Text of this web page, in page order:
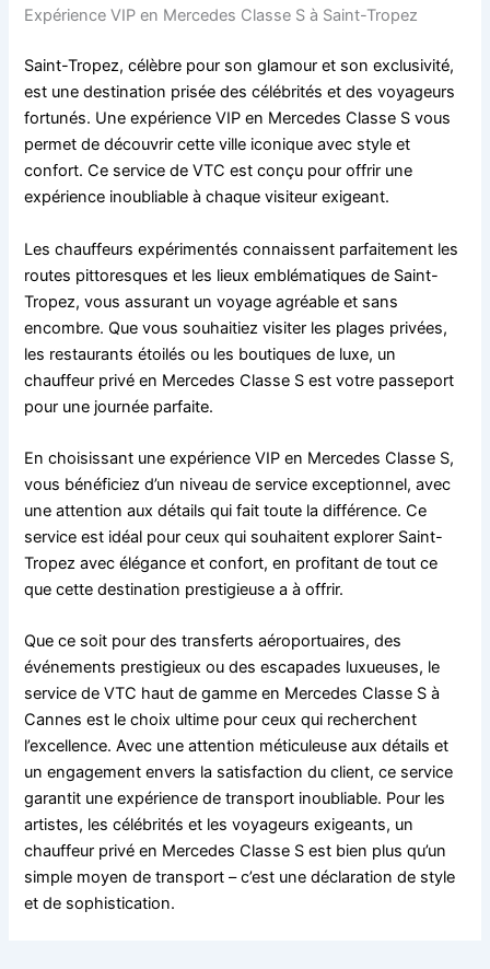
Expérience VIP en Mercedes Classe S à Saint-Tropez
Saint-Tropez, célèbre pour son glamour et son exclusivité,
est une destination prisée des célébrités et des voyageurs
fortunés. Une expérience VIP en Mercedes Classe S vous
permet de découvrir cette ville iconique avec style et
confort. Ce service de VTC est conçu pour offrir une
expérience inoubliable à chaque visiteur exigeant.
Les chauffeurs expérimentés connaissent parfaitement les
routes pittoresques et les lieux emblématiques de Saint-
Tropez, vous assurant un voyage agréable et sans
encombre. Que vous souhaitiez visiter les plages privées,
les restaurants étoilés ou les boutiques de luxe, un
chauffeur privé en Mercedes Classe S est votre passeport
pour une journée parfaite.
En choisissant une expérience VIP en Mercedes Classe S,
vous bénéficiez d’un niveau de service exceptionnel, avec
une attention aux détails qui fait toute la différence. Ce
service est idéal pour ceux qui souhaitent explorer Saint-
Tropez avec élégance et confort, en profitant de tout ce
que cette destination prestigieuse a à offrir.
Que ce soit pour des transferts aéroportuaires, des
événements prestigieux ou des escapades luxueuses, le
service de VTC haut de gamme en Mercedes Classe S à
Cannes est le choix ultime pour ceux qui recherchent
l’excellence. Avec une attention méticuleuse aux détails et
un engagement envers la satisfaction du client, ce service
garantit une expérience de transport inoubliable. Pour les
artistes, les célébrités et les voyageurs exigeants, un
chauffeur privé en Mercedes Classe S est bien plus qu’un
simple moyen de transport – c’est une déclaration de style
et de sophistication.